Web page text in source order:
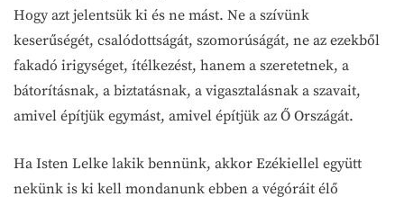
Hogy azt jelentsük ki és ne mást. Ne a szívünk
keserűségét, csalódottságát, szomorúságát, ne az ezekből
fakadó irigységet, ítélkezést, hanem a szeretetnek, a
bátorításnak, a biztatásnak, a vigasztalásnak a szavait,
amivel építjük egymást, amivel építjük az Ő Országát.
Ha Isten Lelke lakik bennünk, akkor Ezékiellel együtt
nekünk is ki kell mondanunk ebben a végóráit élő